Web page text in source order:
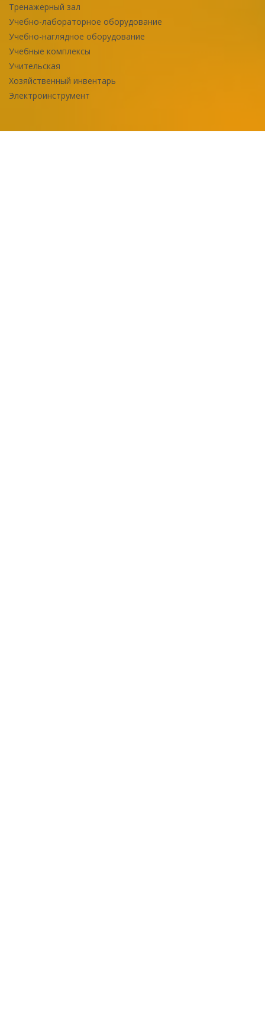
Тренажерный зал
Учебно-лабораторное оборудование
Учебно-наглядное оборудование
Учебные комплексы
Учительская
Хозяйственный инвентарь
Электроинструмент